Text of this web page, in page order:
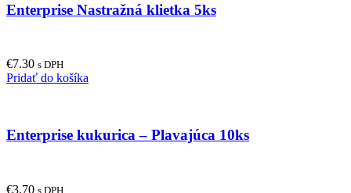
Enterprise Nastražná klietka 5ks
€7.30 s DPH
Pridať do košíka
Enterprise kukurica – Plavajúca 10ks
€3.70 s DPH